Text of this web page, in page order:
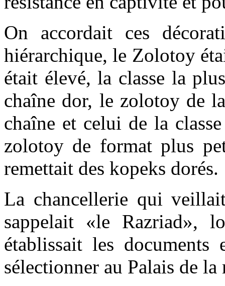
On accordait ces
hiérarchique, le Zolotoy
était élevé, la classe la
chaîne dor, le zolotoy de
chaîne et celui de la
zolotoy de format plus
remettait des kopeks dorés.
La chancellerie qui
sappelait «le
établissait les
sélectionner au Palais de